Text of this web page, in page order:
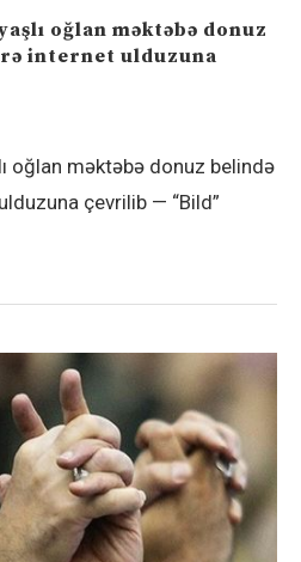
oğlan məktəbə donuz
internet ulduzuna
oğlan məktəbə donuz belində
çevrilib — “Bild”